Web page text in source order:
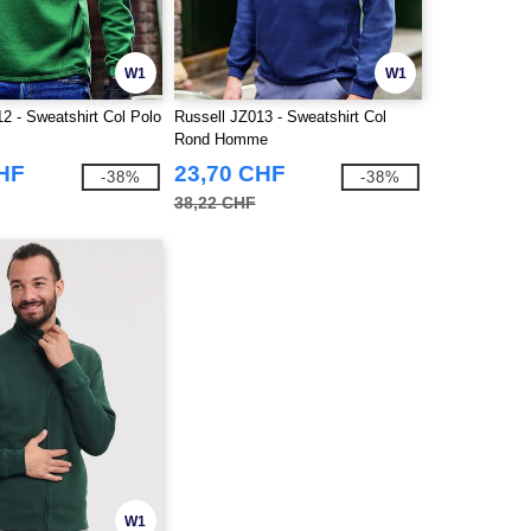
W1
- Sweatshirt Col Polo
-38%
W1
Russell JZ013 - Sweatshirt Col
Rond Homme
23,70 CHF
38,22 CHF
-38%
W1